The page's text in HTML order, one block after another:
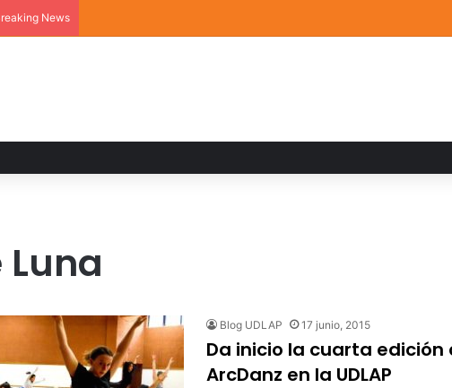
News
Luna
Blog UDLAP 17 junio, 2015
Da inicio la cuarta edición
ArcDanz en la UDLAP